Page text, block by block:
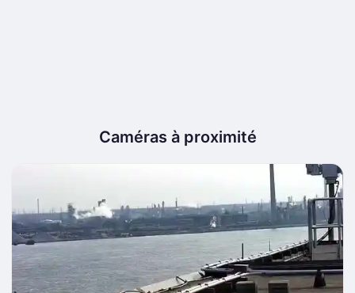
Caméras à proximité